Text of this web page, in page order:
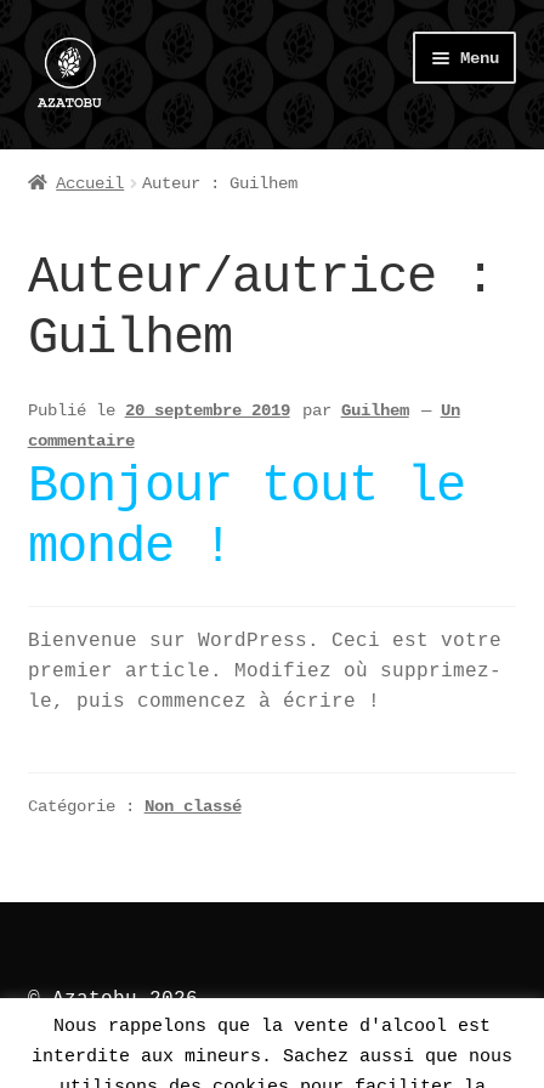
Aller
la
Aller
au
contenu
Menu
La Mission
La Brasserie
Mon compte
Accueil Auteur : Guilhem
Auteur/autrice :
Guilhem
Publié le 20 septembre 2019 par Guilhem — Un
commentaire
Bonjour tout le
monde !
Bienvenue sur WordPress. Ceci est votre
premier article. Modifiez où supprimez-
le, puis commencez à écrire !
Catégorie : Non classé
© Azatobu 2026
Charte sur le respect de la vie
privée
Construit avec Storefront &
Nous rappelons que la vente d'alcool est
interdite aux mineurs. Sachez aussi que nous